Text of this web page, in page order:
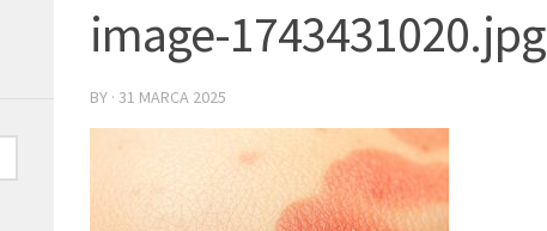
image-1743431020.jpg
BY · 31 MARCA 2025